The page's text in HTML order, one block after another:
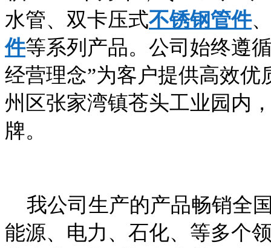
水管、双卡压式不锈钢管件
件等系列产品。公司始终遵
经营理念”为客户提供高效
州区张家湾镇苍头工业园内
牌。
我公司生产的产品畅销全
能源、电力、石化、等多个